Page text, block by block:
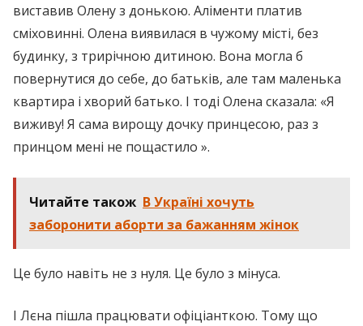
виставив Олену з донькою. Аліменти платив
сміховинні. Олена виявилася в чужому місті, без
будинку, з трирічною дитиною. Вона могла б
повернутися до себе, до батьків, але там маленька
квартира і хворий батько. І тоді Олена сказала: «Я
виживу! Я сама вирощу дочку принцесою, раз з
принцом мені не пощастило ».
Читайте також В Україні хочуть
заборонити аборти за бажанням жінок
Це було навіть не з нуля. Це було з мінуса.
І Лєна пішла працювати офіціанткою. Тому що